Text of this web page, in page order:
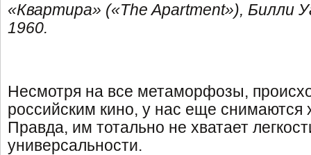
«Квартира» («The Apartment»), Билли
1960.
Несмотря на все метаморфозы,
российским кино, у нас еще
Правда, им тотально не хватает
универсальности.